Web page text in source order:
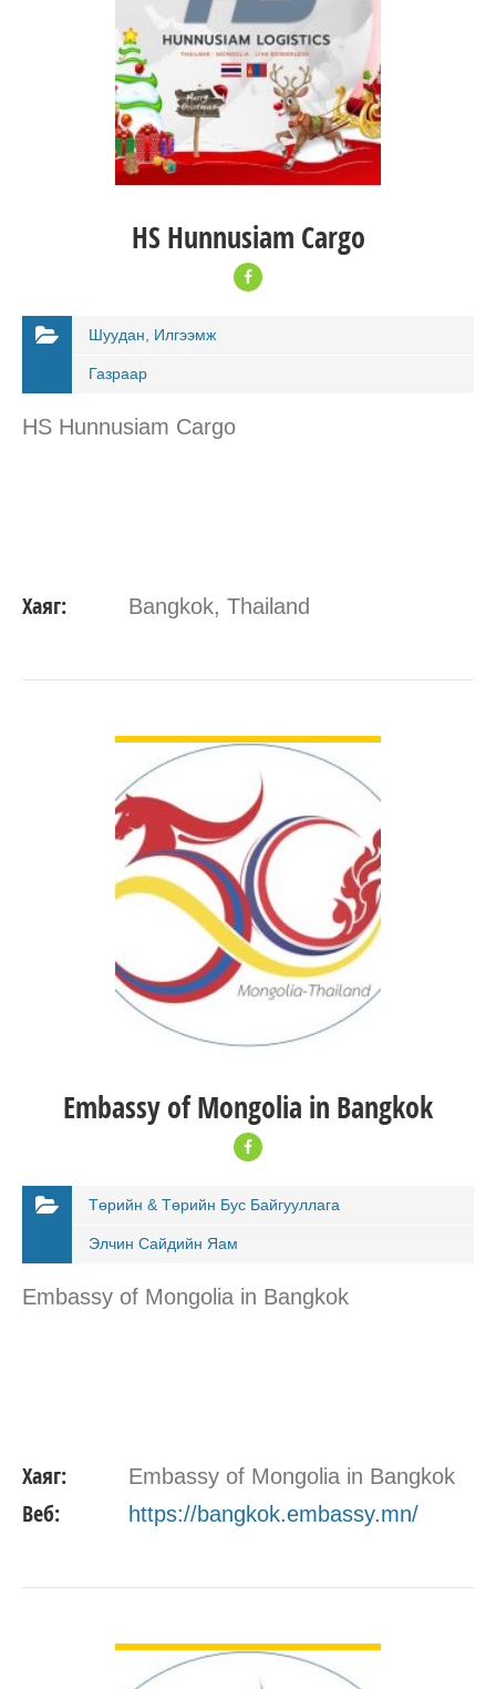
HS Hunnusiam Cargo
Шуудан, Илгээмж
Газраар
HS Hunnusiam Cargo
Хаяг: Bangkok, Thailand
Embassy of Mongolia in Bangkok
Төрийн & Төрийн Бус Байгууллага
Элчин Сайдийн Яaм
Embassy of Mongolia in Bangkok
Хаяг: Embassy of Mongolia in Bangkok
Веб: https://bangkok.embassy.mn/